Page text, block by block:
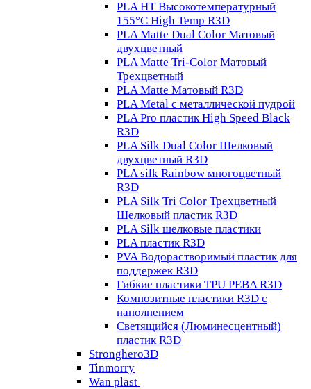
PLA HT Высокотемпературный
155°C High Temp R3D
PLA Matte Dual Color Матовый
двухцветный
PLA Matte Tri-Color Матовый
Трехцветный
PLA Matte Матовый R3D
PLA Metal с металлической пудрой
PLA Pro пластик High Speed Black
R3D
PLA Silk Dual Color Шелковый
двухцветный R3D
PLA silk Rainbow многоцветный
R3D
PLA Silk Tri Color Трехцветный
Шелковый пластик R3D
PLA Silk шелковые пластики
PLA пластик R3D
PVA Водорастворимый пластик для
поддержек R3D
Гибкие пластики TPU PEBA R3D
Композитные пластики R3D с
наполнением
Светящийся (Люминесцентный)
пластик R3D
Stronghero3D
Tinmorry
Wan plast